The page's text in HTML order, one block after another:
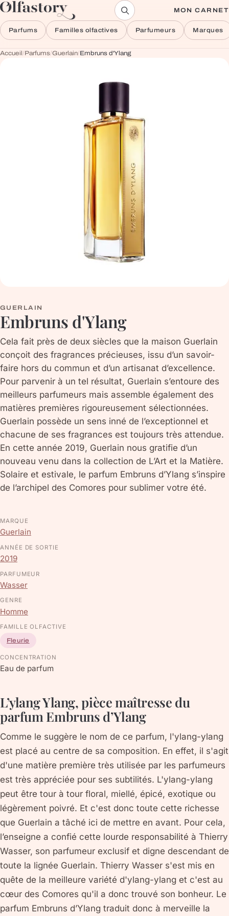
Aller au contenu MON CARNET
Parfums Familles olfactives Parfumeurs Marques
Accueil/Parfums/Guerlain/Embruns d'Ylang
GUERLAIN
Embruns d'Ylang
Cela fait près de deux siècles que la maison Guerlain
conçoit des fragrances précieuses, issu d’un savoir-
faire hors du commun et d’un artisanat d’excellence.
Pour parvenir à un tel résultat, Guerlain s’entoure des
meilleurs parfumeurs mais assemble également des
matières premières rigoureusement sélectionnées.
Guerlain possède un sens inné de l’exceptionnel et
chacune de ses fragrances est toujours très attendue.
En cette année 2019, Guerlain nous gratifie d’un
nouveau venu dans la collection de L’Art et la Matière.
Solaire et estivale, le parfum Embruns d’Ylang s’inspire
de l’archipel des Comores pour sublimer votre été.
MARQUE
Guerlain
ANNÉE DE SORTIE
2019
PARFUMEUR
Wasser
GENRE
Homme
FAMILLE OLFACTIVE
Fleurie
CONCENTRATION
Eau de parfum
L’ylang Ylang, pièce maîtresse du
parfum Embruns d’Ylang
Comme le suggère le nom de ce parfum, l'ylang-ylang
est placé au centre de sa composition. En effet, il s'agit
d'une matière première très utilisée par les parfumeurs
est très appréciée pour ses subtilités. L'ylang-ylang
peut être tour à tour floral, miellé, épicé, exotique ou
légèrement poivré. Et c'est donc toute cette richesse
que Guerlain a tâché ici de mettre en avant. Pour cela,
l’enseigne a confié cette lourde responsabilité à Thierry
Wasser, son parfumeur exclusif et digne descendant de
toute la lignée Guerlain. Thierry Wasser s'est mis en
quête de la meilleure variété d'ylang-ylang et c'est au
cœur des Comores qu'il a donc trouvé son bonheur. Le
parfum Embruns d’Ylang traduit donc à merveille la